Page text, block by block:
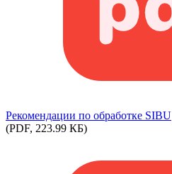
Рекомендации по обработке SIBU
(PDF, 223.99 КБ)